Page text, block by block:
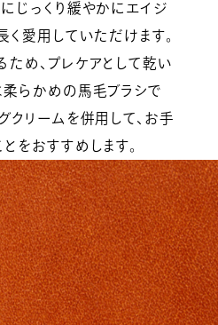
じっくり緩やかにエイジ
く愛用していただけます。
め、プレケアとして乾い
らかめの馬毛ブラシで
クリームを併用して、お手
をおすすめします。